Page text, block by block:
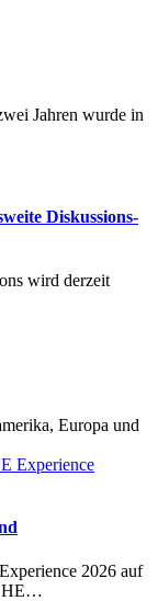
Jahren wurde in
Diskussions-
wird derzeit
Europa und
2026 auf